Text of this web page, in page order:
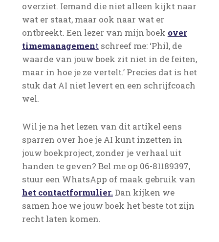
overziet. Iemand die niet alleen kijkt naar
wat er staat, maar ook naar wat er
ontbreekt. Een lezer van mijn boek over
timemanagementschreef me: ‘Phil, de
waarde van jouw boek zit niet in de feiten,
maar in hoe je ze vertelt.’ Precies dat is het
stuk dat AI niet levert en een schrijfcoach
wel.
Wil je na het lezen van dit artikel eens
sparren over hoe je AI kunt inzetten in
jouw boekproject, zonder je verhaal uit
handen te geven? Bel me op 06-81189397,
stuur een WhatsApp of maak gebruik van
het contactformulier.Dan kijken we
samen hoe we jouw boek het beste tot zijn
recht laten komen.